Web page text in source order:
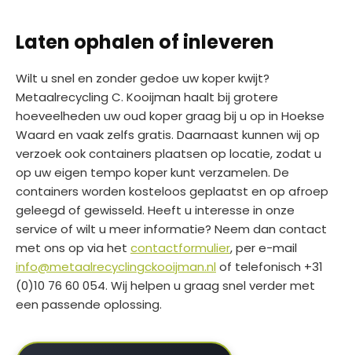
Laten ophalen of inleveren
Wilt u snel en zonder gedoe uw koper kwijt?
Metaalrecycling C. Kooijman haalt bij grotere
hoeveelheden uw oud koper graag bij u op in Hoekse
Waard en vaak zelfs gratis. Daarnaast kunnen wij op
verzoek ook containers plaatsen op locatie, zodat u
op uw eigen tempo koper kunt verzamelen. De
containers worden kosteloos geplaatst en op afroep
geleegd of gewisseld. Heeft u interesse in onze
service of wilt u meer informatie? Neem dan contact
met ons op via het contactformulier, per e-mail
info@metaalrecyclingckooijman.nl of telefonisch +31
(0)10 76 60 054. Wij helpen u graag snel verder met
een passende oplossing.